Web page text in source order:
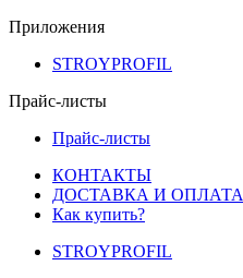
Приложения
STROYPROFIL
Прайс-листы
Прайс-листы
КОНТАКТЫ
ДОСТАВКА И ОПЛАТА
Как купить?
STROYPROFIL